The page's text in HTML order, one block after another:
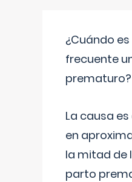
¿Cuándo
frecuente
prematuro?
La causa
en
la mitad de
parto